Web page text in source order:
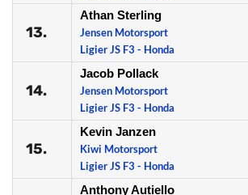
13.
Athan Sterling
Jensen Motorsport
Ligier JS F3 - Honda
14.
Jacob Pollack
Jensen Motorsport
Ligier JS F3 - Honda
15.
Kevin Janzen
Kiwi Motorsport
Ligier JS F3 - Honda
Anthony Autiello